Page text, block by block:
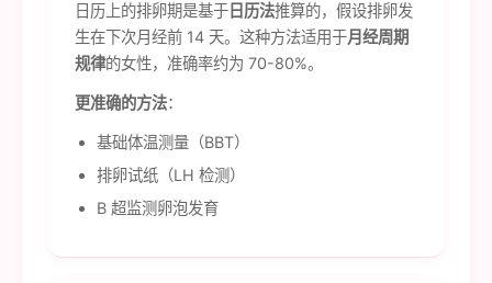
日历上的排卵期是基于 日历法推算的，假设排卵发
生在下次月经前 14 天。这种方法适用于月经周期
规律的女性，准确率约为 70-80%。
更准确的方法：
基础体温测量（BBT）
排卵试纸（LH 检测）
B 超监测卵泡发育